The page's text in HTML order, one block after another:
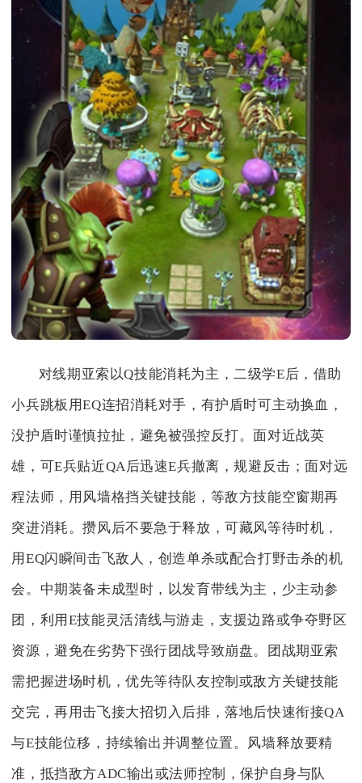
对线期亚索以Q技能消耗为主，二级学E后，借助
小兵跳板用EQ连招消耗对手，有护盾时可主动换血，
没护盾时谨慎拉扯，避免被强控反打。面对近战英
雄，可E兵贴近QA后迅速E兵撤离，规避反击；面对远
程法师，用风墙格挡关键技能，等敌方技能空窗期再
突进消耗。攒风后不要急于释放，可藏风等待时机，
用EQ闪瞬间击飞敌人，创造单杀或配合打野击杀的机
会。中期装备未成型时，以发育带线为主，少主动参
团，利用E技能灵活清线与游走，支援边路或争夺野区
资源，避免在劣势下强行团战导致崩盘。团战期亚索
需把握进场时机，优先等待队友控制或敌方关键技能
交完，再用击飞接大招切入后排，落地后快速衔接QA
与E技能位移，持续输出并调整位置。风墙释放要精
准，抵挡敌方ADC输出或法师控制，保护自身与队